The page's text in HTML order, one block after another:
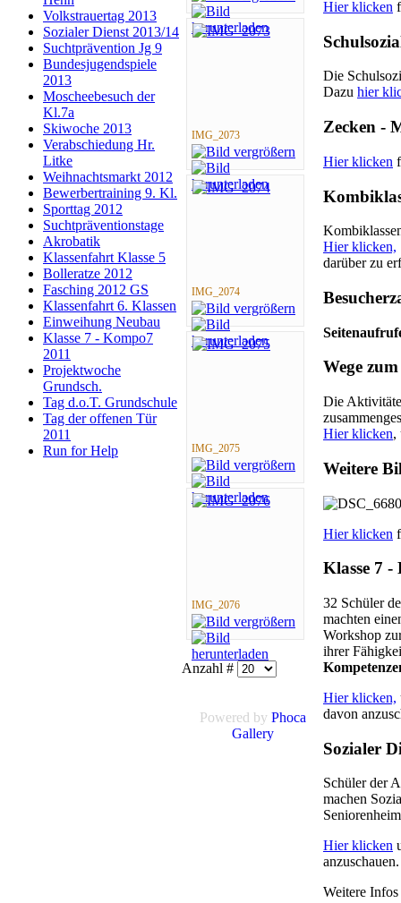
Volkstrauertag 2013
Sozialer Dienst 2013/14
Suchtprävention Jg 9
Bundesjugendspiele
2013
Moscheebesuch der
Kl.7a
Skiwoche 2013
Verabschiedung Hr.
Litke
Weihnachtsmarkt 2012
Bewerbertraining 9. Kl.
Sporttag 2012
Suchtpräventionstage
Akrobatik
Klassenfahrt Klasse 5
Bolleratze 2012
Fasching 2012 GS
Klassenfahrt 6. Klassen
Einweihung Neubau
Klasse 7 - Kompo7
2011
Projektwoche
Grundsch.
Tag d.o.T. Grundschule
Tag der offenen Tür
2011
Run for Help
IMG_2073
IMG_2074
IMG_2075
IMG_2076
Anzahl #
Powered by Phoca
Gallery
Hier klicken
Die
Dazu hier
Zecken -
Hier klicken
Hier klicken,
darüber zu
Wege
Die
Hier klicken,
Weitere
Hier klicken
Klasse 7 -
32 Schüler
machten
Workshop
ihrer
Hier klicken,
davon
Sozialer
Schüler der
machen
Hier klicken
anzuschauen.
Weitere